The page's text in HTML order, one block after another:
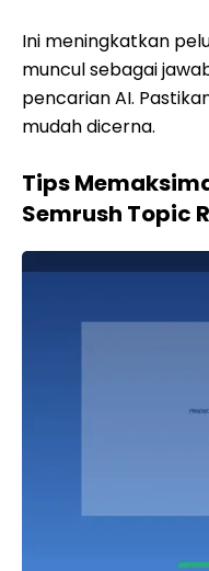
Ini meningkatkan
muncul sebagai
pencarian AI.
mudah dicerna.
Tips
Semrush Topic